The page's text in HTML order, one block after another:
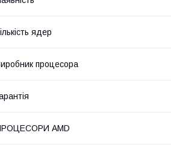
ядер
процесора
AMD